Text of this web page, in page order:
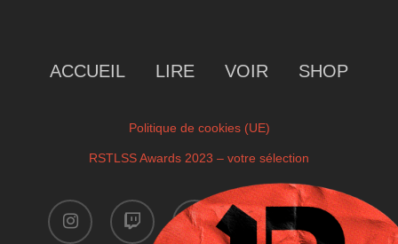
ACCUEIL LIRE VOIR SHOP
Politique de cookies (UE)
RSTLSS Awards 2023 – votre sélection
instagram twitch facebook youtube
x-
twitter